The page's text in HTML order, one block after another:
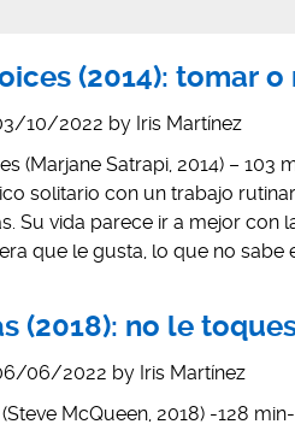
(2014): tomar
10/2022 by Iris Martínez
(Marjane Satrapi, 2014) –
solitario con un trabajo
Su vida parece ir a mejor con
que le gusta, lo que no sabe
(2018): no le
06/2022 by Iris Martínez
McQueen, 2018) -128